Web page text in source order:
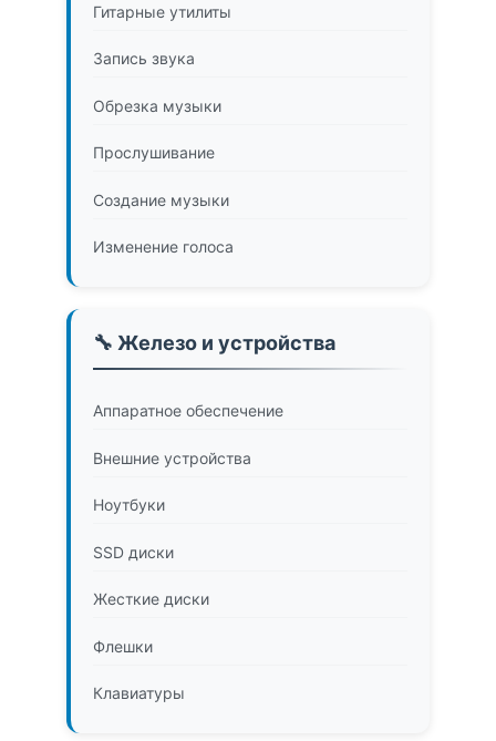
Гитарные утилиты
Запись звука
Обрезка музыки
Прослушивание
Создание музыки
Изменение голоса
🔧 Железо и устройства
Аппаратное обеспечение
Внешние устройства
Ноутбуки
SSD диски
Жесткие диски
Флешки
Клавиатуры